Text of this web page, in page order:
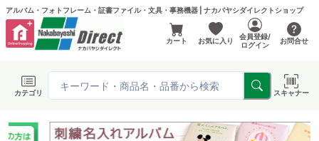
アルバム・フォトフレーム・証書ファイル・文具・事務機器 | ナカバヤシダイレクトショップ
カート お気に入り
会員登録/
ログイン
お問合せ
カテゴリ スキャナー